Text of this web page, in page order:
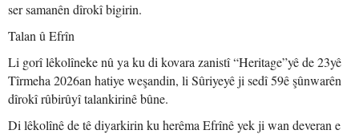
ser samanên dîrokî bigirin.
Talan û Efrîn
Li gorî lêkolîneke nû ya ku di kovara zanistî “Heritage”yê de 23yê
Tîrmeha 2026an hatiye weşandin, li Sûriyeyê ji sedî 59ê şûnwarên
dîrokî rûbirûyî talankirinê bûne.
Di lêkolînê de tê diyarkirin ku herêma Efrînê yek ji wan deveran e